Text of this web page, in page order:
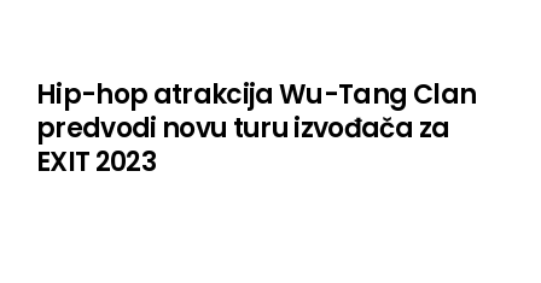
Hip-hop atrakcija Wu-Tang Clan
predvodi novu turu izvođača za
EXIT 2023